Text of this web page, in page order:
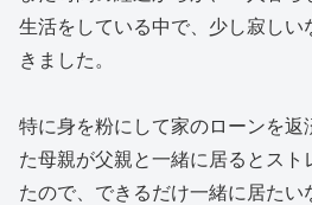
生活をしている中で、少し寂しい
きました。
特に身を粉にして家のローンを返
た母親が父親と一緒に居るとスト
たので、できるだけ一緒に居たい